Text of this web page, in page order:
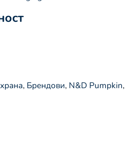
, Брендови, N&D Pumpkin,